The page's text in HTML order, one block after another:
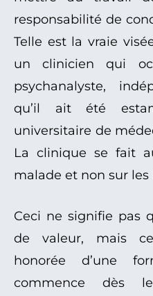
responsabilité de
Telle est la vraie
un clinicien qui
psychanalyste,
qu’il ait été
universitaire de
La clinique se fait
malade et non sur les
Ceci ne signifie pas
de valeur, mais
honorée d’une
commence dès